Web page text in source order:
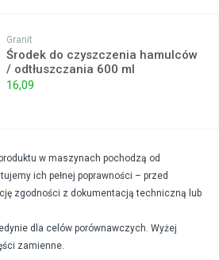
Granit
Środek do czyszczenia hamulców
/ odtłuszczania 600 ml
16,09
w maszynach pochodzą od
ich pełnej poprawności – przed
zgodności z dokumentacją techniczną lub
dla celów porównawczych. Wyżej
zamienne.